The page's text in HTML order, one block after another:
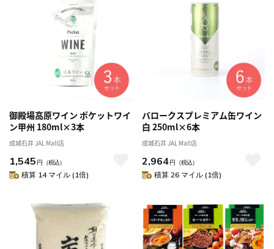
御殿場高原ワイン ポケットワイ
ン甲州 180ml×3本
成城石井 JAL Mall店
1,545 円 （税込）
積算 14 マイル (1倍)
バロークスプレミアム缶ワイン
白 250ml×6本
成城石井 JAL Mall店
2,964円 （税込）
積算 26 マイル (1倍)